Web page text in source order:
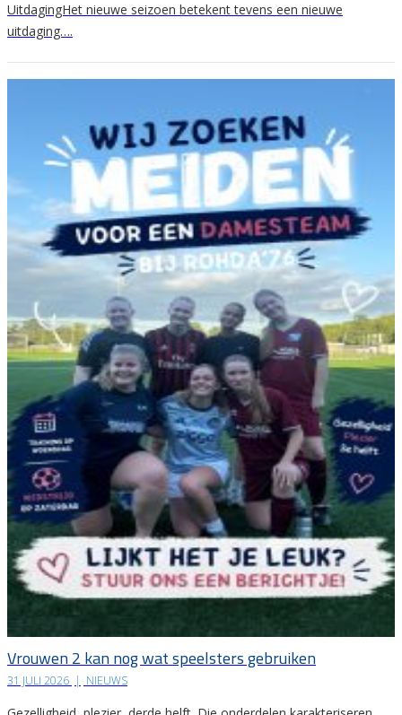
UitdagingHet nieuwe seizoen betekent tevens een nieuwe
uitdaging….
Vrouwen 2 kan nog wat speelsters gebruiken
31 JULI 2026 | NIEUWS